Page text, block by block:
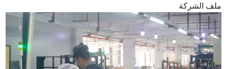
ملف الشركة